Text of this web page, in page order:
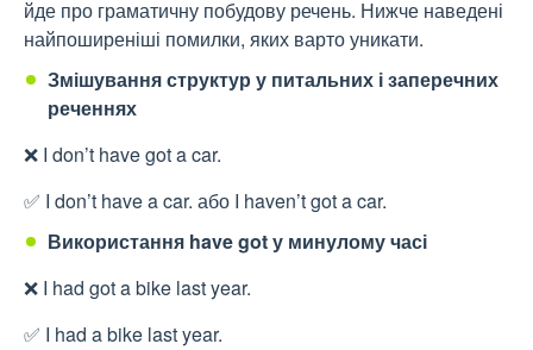
йде про граматичну побудову речень. Нижче наведені
найпоширеніші помилки, яких варто уникати.
Змішування структур у питальних і заперечних
реченнях
❌ I don’t have got a car.
✅ I don’t have a car. або I haven’t got a car.
Використання have got у минулому часі
❌ I had got a bike last year.
✅ I had a bike last year.